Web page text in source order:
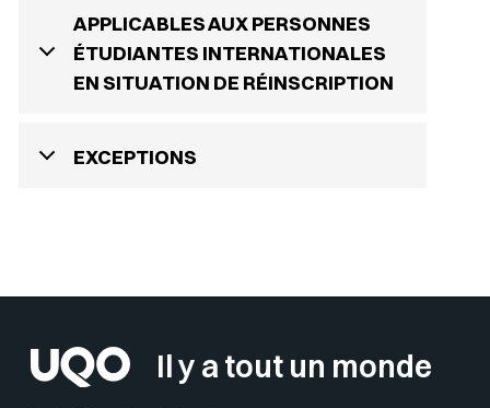
APPLICABLES AUX PERSONNES
ÉTUDIANTES INTERNATIONALES
EN SITUATION DE RÉINSCRIPTION
EXCEPTIONS
Il y a tout un monde